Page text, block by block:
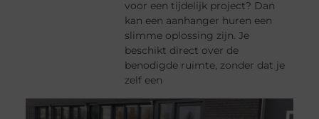
voor een tijdelijk project? Dan
kan een aanhanger huren een
slimme oplossing zijn. Je
beschikt direct over de
benodigde ruimte, zonder dat je
zelf een